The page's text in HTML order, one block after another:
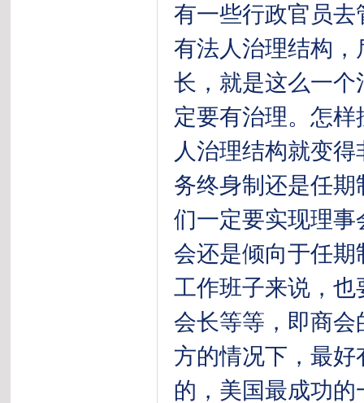
有一些行政官员
有法人治理结构
长，就是这么一
定要有治理。怎
人治理结构就变
务终身制还是任
们一定要实现理
会还是倾向于任
工作班子来说，
会长等等，即商
方的情况下，最
的，美国最成功